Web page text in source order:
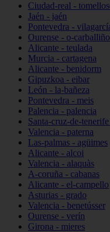
Ciudad-real -
Jaén - jaén
Pontevedra -
Ourense - o-carballiño
Alicante - teulada
Murcia - cartagena
Alicante - benidorm
Gipuzkoa - eibar
León - la-bañeza
Pontevedra - meis
Palencia - palencia
Santa-cruz-de-
Valencia - paterna
Las-palmas - agüimes
Alicante - alcoi
Valencia - alaquàs
A-coruña - cabanas
Alicante - el-campello
Asturias - grado
Valencia - benetússer
Ourense - verín
Girona - mieres